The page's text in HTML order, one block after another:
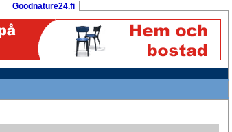
Goodnature24.fi